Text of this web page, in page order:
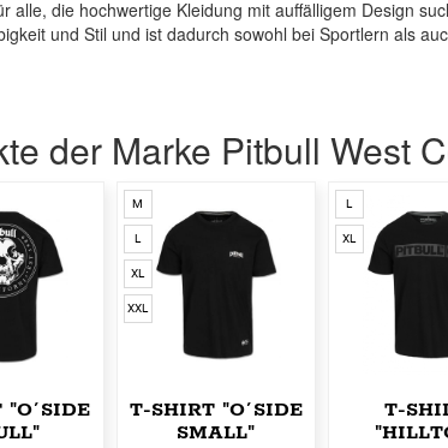
alle, die hochwertige Kleidung mit auffälligem Design
und Stil und ist dadurch sowohl bei Sportlern als
der Marke Pitbull West
M
L
XL
XXL
T-SHIRT "O´SIDE
SMALL"
L
XL
T-